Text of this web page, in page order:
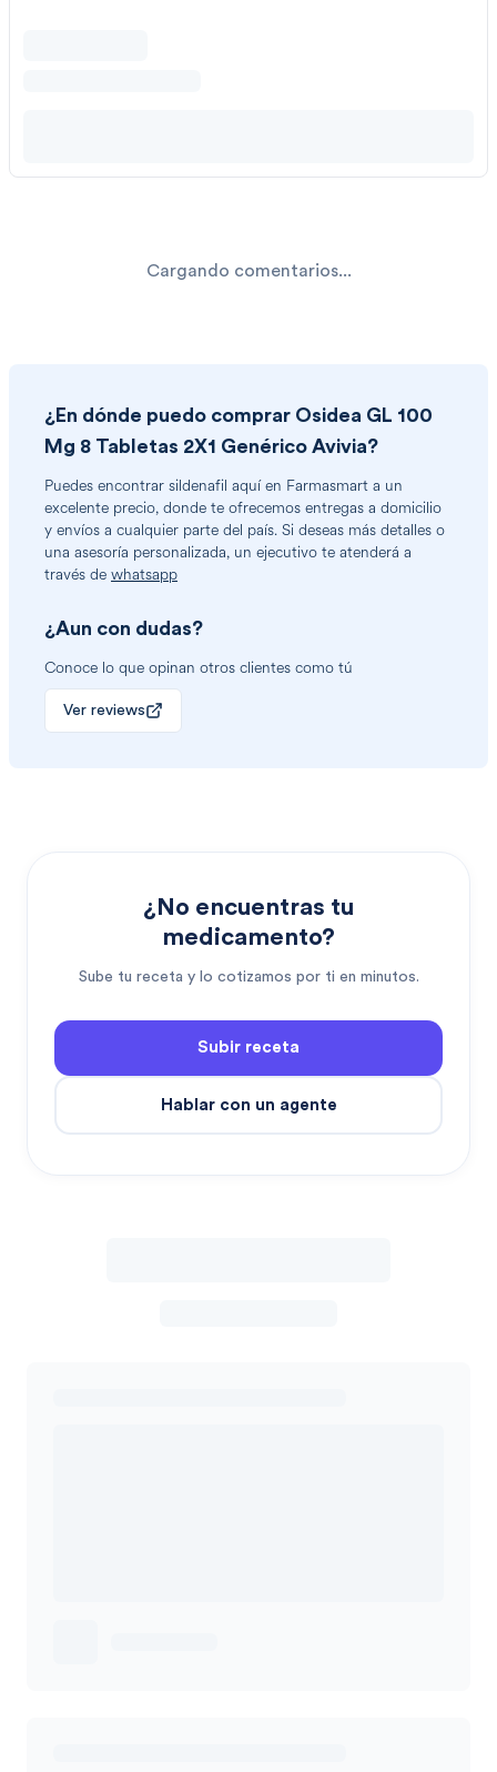
Cargando comentarios...
¿En dónde puedo comprar Osidea GL 100
Mg 8 Tabletas 2X1 Genérico Avivia?
Puedes encontrar sildenafil aquí en Farmasmart a un
excelente precio, donde te ofrecemos entregas a domicilio
y envíos a cualquier parte del país. Si deseas más detalles o
una asesoría personalizada, un ejecutivo te atenderá a
través de whatsapp
¿Aun con dudas?
Conoce lo que opinan otros clientes como tú
Ver reviews
¿No encuentras tu
medicamento?
Sube tu receta y lo cotizamos por ti en minutos.
Subir receta
Hablar con un agente